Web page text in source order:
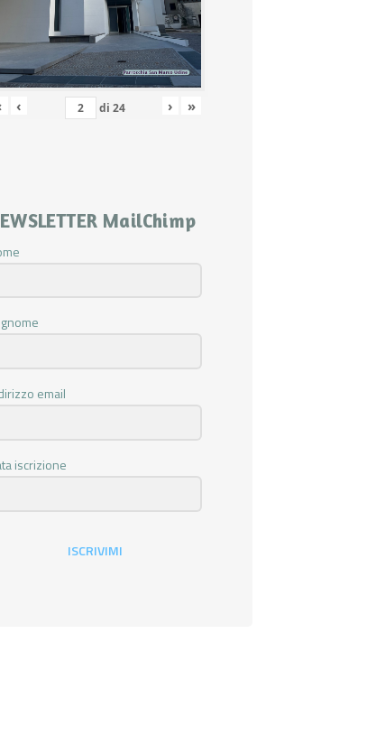
‹ di 24 › »
MailChimp
email
iscrizione
ISCRIVIMI